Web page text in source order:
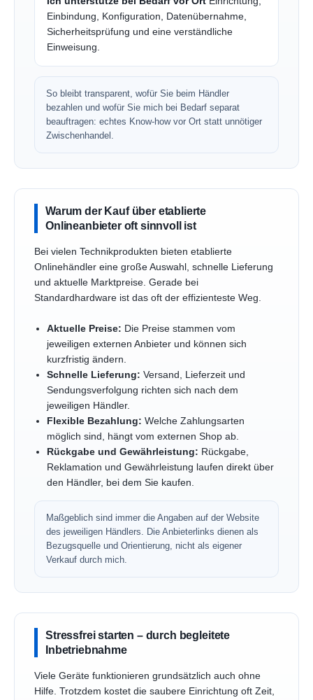
Einbindung, Konfiguration, Datenübernahme,
Sicherheitsprüfung und eine verständliche
Einweisung.
So bleibt transparent, wofür Sie beim Händler
bezahlen und wofür Sie mich bei Bedarf separat
beauftragen: echtes Know-how vor Ort statt unnötiger
Zwischenhandel.
Warum der Kauf über etablierte
Onlineanbieter oft sinnvoll ist
Bei vielen Technikprodukten bieten etablierte
Onlinehändler eine große Auswahl, schnelle Lieferung
und aktuelle Marktpreise. Gerade bei
Standardhardware ist das oft der effizienteste Weg.
Aktuelle Preise: Die Preise stammen vom
jeweiligen externen Anbieter und können sich
kurzfristig ändern.
Schnelle Lieferung: Versand, Lieferzeit und
Sendungsverfolgung richten sich nach dem
jeweiligen Händler.
Flexible Bezahlung: Welche Zahlungsarten
möglich sind, hängt vom externen Shop ab.
Rückgabe und Gewährleistung: Rückgabe,
Reklamation und Gewährleistung laufen direkt über
den Händler, bei dem Sie kaufen.
Maßgeblich sind immer die Angaben auf der Website
des jeweiligen Händlers. Die Anbieterlinks dienen als
Bezugsquelle und Orientierung, nicht als eigener
Verkauf durch mich.
Stressfrei starten – durch begleitete
Inbetriebnahme
Viele Geräte funktionieren grundsätzlich auch ohne
Hilfe. Trotzdem kostet die saubere Einrichtung oft Zeit,